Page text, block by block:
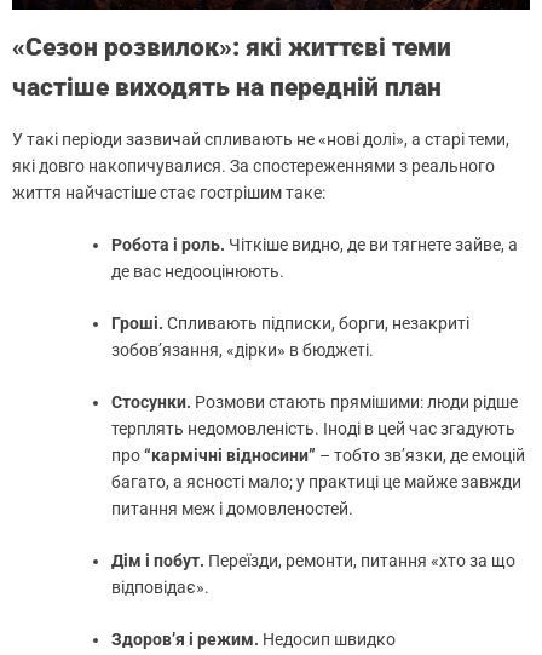
«Сезон розвилок»: які життєві теми
частіше виходять на передній план
У такі періоди зазвичай спливають не «нові долі», а старі теми,
які довго накопичувалися. За спостереженнями з реального
життя найчастіше стає гострішим таке:
Робота і роль. Чіткіше видно, де ви тягнете зайве, а
де вас недооцінюють.
Гроші. Спливають підписки, борги, незакриті
зобов’язання, «дірки» в бюджеті.
Стосунки. Розмови стають прямішими: люди рідше
терплять недомовленість. Іноді в цей час згадують
про“кармічні відносини” – тобто зв’язки, де емоцій
багато, а ясності мало; у практиці це майже завжди
питання меж і домовленостей.
Дім і побут. Переїзди, ремонти, питання «хто за що
відповідає».
Здоров’я і режим. Недосип швидко